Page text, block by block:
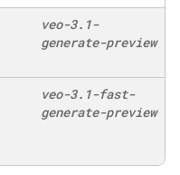
veo-3. 1-
generate-preview
veo-3. 1-fast-
generate-preview